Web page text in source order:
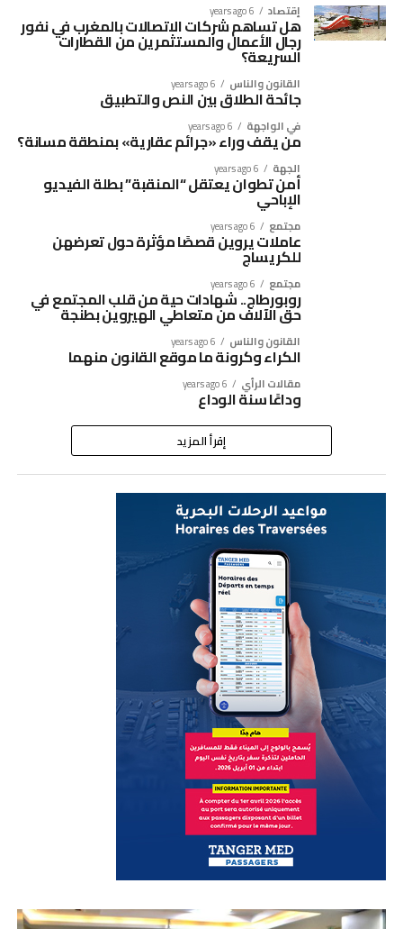
إقتصاد 6 years ago
هل تساهم شركات الاتصالات بالمغرب في نفور
رجال الأعمال والمستثمرين من القطارات
السريعة؟
القانون والناس 6 years ago
جائحة الطلاق بين النص والتطبيق
في الواجهة 6 years ago
من يقف وراء «جرائم عقارية» بمنطقة مسانة؟
الجهة 6 years ago
أمن تطوان يعتقل “المنقبة” بطلة الفيديو
الإباحي
مجتمع 6 years ago
عاملات يروين قصصًا مؤثرة حول تعرضهن
للكريساج
مجتمع 6 years ago
روبورطاج.. شهادات حية من قلب المجتمع في
حق الآلاف من متعاطي الهيروين بطنجة
القانون والناس 6 years ago
الكراء وكرونة ما موقع القانون منهما
مقالات الرأي 6 years ago
وداعًا سنة الوداع
إقرأ المزيد